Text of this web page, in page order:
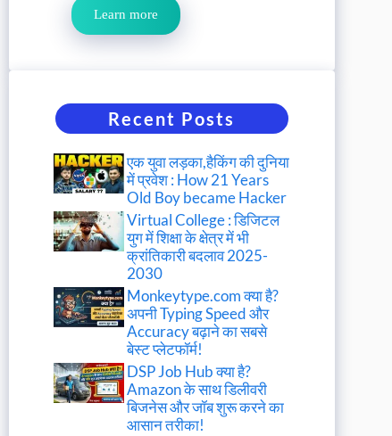
Learn more
Recent Posts
एक युवा लड़का,हैकिंग की दुनिया
में प्रवेश : How 21 Years
Old Boy became Hacker
Virtual College : डिजिटल
युग में शिक्षा के क्षेत्र में भी
क्रांतिकारी बदलाव 2025-
2030
Monkeytype.com क्या है?
अपनी Typing Speed और
Accuracy बढ़ाने का सबसे
बेस्ट प्लेटफॉर्म!
DSP Job Hub क्या है?
Amazon के साथ डिलीवरी
बिजनेस और जॉब शुरू करने का
आसान तरीका!